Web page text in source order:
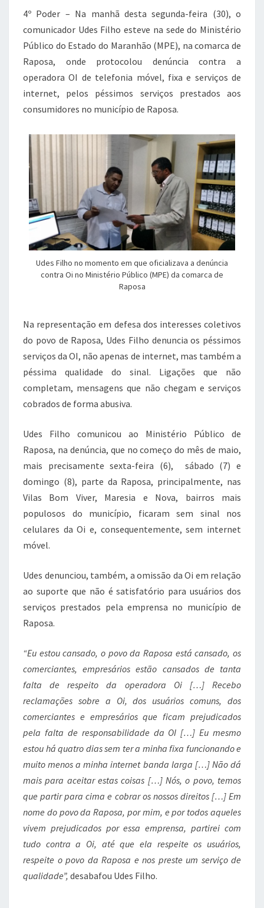
c
e
b
o
o
k
it
te
r
at
s
A
p
p
e
gr
a
m
4º Poder – Na manhã desta segunda-feira (30), o
comunicador Udes Filho esteve na sede do Ministério
Público do Estado do Maranhão (MPE), na comarca de
Raposa, onde protocolou denúncia contra a
operadora OI de telefonia móvel, fixa e serviços de
internet, pelos péssimos serviços prestados aos
consumidores no município de Raposa.
Udes Filho no momento em que oficializava a denúncia
contra Oi no Ministério Público (MPE) da comarca de
Raposa
Na representação em defesa dos interesses coletivos
do povo de Raposa, Udes Filho denuncia os péssimos
serviços da OI, não apenas de internet, mas também a
péssima qualidade do sinal. Ligações que não
completam, mensagens que não chegam e serviços
cobrados de forma abusiva.
Udes Filho comunicou ao Ministério Público de
Raposa, na denúncia, que no começo do mês de maio,
mais precisamente sexta-feira (6), sábado (7) e
domingo (8), parte da Raposa, principalmente, nas
Vilas Bom Viver, Maresia e Nova, bairros mais
populosos do município, ficaram sem sinal nos
celulares da Oi e, consequentemente, sem internet
móvel.
Udes denunciou, também, a omissão da Oi em relação
ao suporte que não é satisfatório para usuários dos
serviços prestados pela emprensa no município de
Raposa.
“Eu estou cansado, o povo da Raposa está cansado, os
comerciantes, empresários estão cansados de tanta
falta de respeito da operadora Oi […] Recebo
reclamações sobre a Oi, dos usuários comuns, dos
comerciantes e empresários que ficam prejudicados
pela falta de responsabilidade da OI […] Eu mesmo
estou há quatro dias sem ter a minha fixa funcionando e
muito menos a minha internet banda larga […] Não dá
mais para aceitar estas coisas […] Nós, o povo, temos
que partir para cima e cobrar os nossos direitos […] Em
nome do povo da Raposa, por mim, e por todos aqueles
vivem prejudicados por essa emprensa, partirei com
tudo contra a Oi, até que ela respeite os usuários,
respeite o povo da Raposa e nos preste um serviço de
qualidade”, desabafou Udes Filho.